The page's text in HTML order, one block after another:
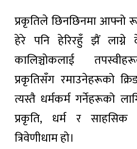
प्रकृतिले छिनछिनमा
हेरे पनि हेरिरहुँ झैं लाग्ने
कालिञ्चोकलाई
प्रकृतिसँग रमाउनेहरूको
त्यस्तै धर्मकर्म गर्नेहरूको
प्रकृति, धर्म र साहसिक
त्रिवेणीधाम हो।